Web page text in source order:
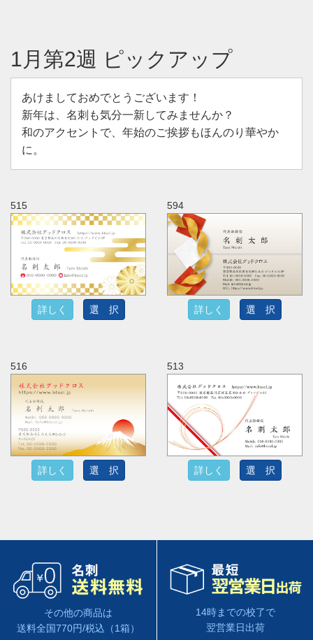
1月第2週 ピックアップ
あけましておめでとうございます！
新年は、名刺も気分一新してみませんか？
和のアクセントで、年始のご挨拶もほんのり華やか
に。
515
詳しく 選 択
594
詳しく 選 択
516
詳しく 選 択
513
詳しく 選 択
その他の商品は
送料全国770円/税込（1箱）
14時までの校了で
翌営業日出荷